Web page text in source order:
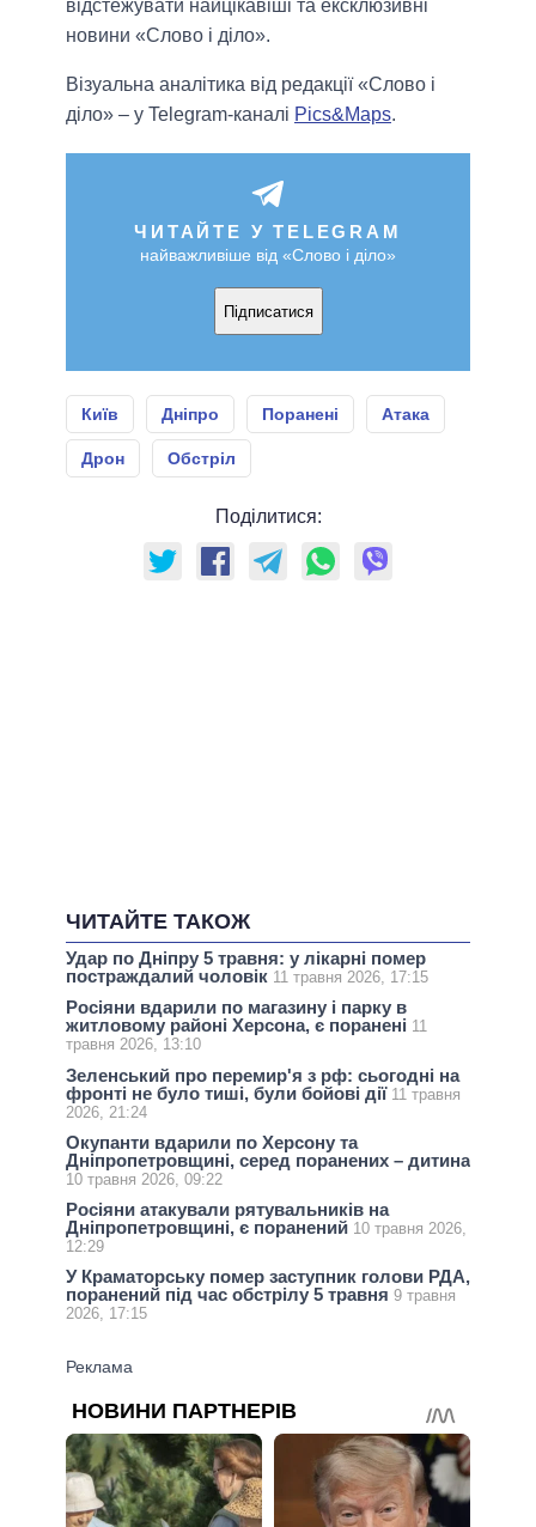
відстежувати найцікавіші та ексклюзивні
новини «Слово і діло».
Візуальна аналітика від редакції «Слово і
діло» – у Telegram-каналі Pics&Maps.
ЧИТАЙТЕ У TELEGRAM
найважливіше від «Слово і діло»
Підписатися
Київ Дніпро Поранені Атака
Дрон Обстріл
Поділитися:
ЧИТАЙТЕ ТАКОЖ
Удар по Дніпру 5 травня: у лікарні помер
постраждалий чоловік 11 травня 2026, 17:15
Росіяни вдарили по магазину і парку в
житловому районі Херсона, є поранені 11
травня 2026, 13:10
Зеленський про перемир'я з рф: сьогодні на
фронті не було тиші, були бойові дії 11 травня
2026, 21:24
Окупанти вдарили по Херсону та
Дніпропетровщині, серед поранених – дитина
10 травня 2026, 09:22
Росіяни атакували рятувальників на
Дніпропетровщині, є поранений 10 травня 2026,
12:29
У Краматорську помер заступник голови РДА,
поранений під час обстрілу 5 травня 9 травня
2026, 17:15